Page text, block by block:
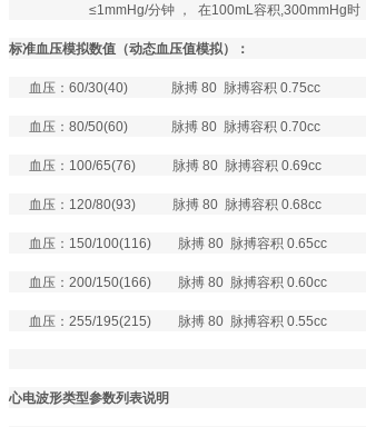
≤1mmHg/分钟 ， 在100mL 容积 ,300mmHg时
标准血压模拟数值（动态血压值模拟）：
血压： 60/30(40) 脉搏 80 脉搏容积 0.75cc
血压： 80/50(60) 脉搏 80 脉搏容积 0.70cc
血压： 100/65(76) 脉搏 80 脉搏容积 0.69cc
血压： 120/80(93) 脉搏 80 脉搏容积 0.68cc
血压： 150/100(116) 脉搏 80 脉搏容积 0.65cc
血压： 200/150(166) 脉搏 80 脉搏容积 0.60cc
血压： 255/195(215) 脉搏 80 脉搏容积 0.55cc
心电波形类型参数列表说明